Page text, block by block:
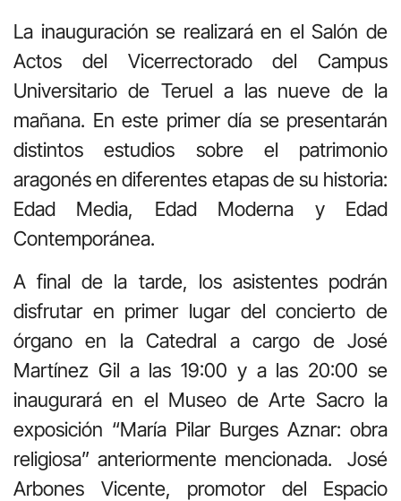
La inauguración se realizará en el Salón de
Actos del Vicerrectorado del Campus
Universitario de Teruel a las nueve de la
mañana. En este primer día se presentarán
distintos estudios sobre el patrimonio
aragonés en diferentes etapas de su historia:
Edad Media, Edad Moderna y Edad
Contemporánea.
A final de la tarde, los asistentes podrán
disfrutar en primer lugar del concierto de
órgano en la Catedral a cargo de José
Martínez Gil a las 19:00 y a las 20:00 se
inaugurará en el Museo de Arte Sacro la
exposición “María Pilar Burges Aznar: obra
religiosa” anteriormente mencionada.
José
Arbones Vicente, promotor del Espacio